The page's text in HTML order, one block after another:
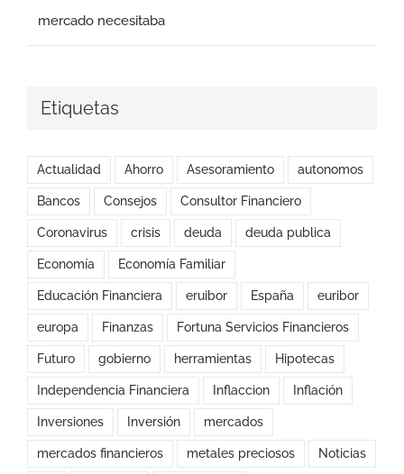
mercado necesitaba
Etiquetas
Actualidad Ahorro Asesoramiento autonomos
Bancos Consejos Consultor Financiero
Coronavirus crisis deuda deuda publica
Economía Economía Familiar
Educación Financiera eruibor España euribor
europa Finanzas Fortuna Servicios Financieros
Futuro gobierno herramientas Hipotecas
Independencia Financiera Inflaccion Inflación
Inversiones Inversión mercados
mercados financieros metales preciosos Noticias